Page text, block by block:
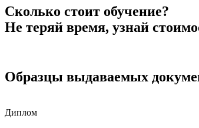
Сколько стоит обучение?
Не теряй время, узнай
Образцы выдаваемых
Диплом